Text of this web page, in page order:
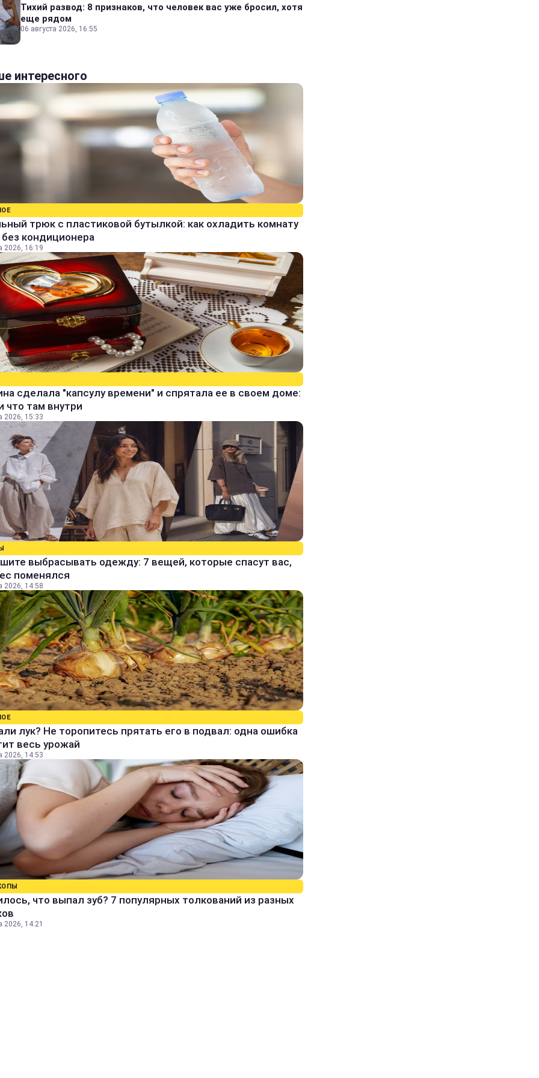
Тихий развод: 8 признаков, что человек вас уже бросил, хотя
еще рядом
06 августа 2026, 16:55
интересного
трюк с пластиковой бутылкой: как охладить комнату
кондиционера
2026, 16:19
сделала "капсулу времени" и спрятала ее в своем доме:
что там внутри
2026, 15:33
выбрасывать одежду: 7 вещей, которые спасут вас,
поменялся
2026, 14:58
лук? Не торопитесь прятать его в подвал: одна ошибка
весь урожай
2026, 14:53
что выпал зуб? 7 популярных толкований из разных
2026, 14:21